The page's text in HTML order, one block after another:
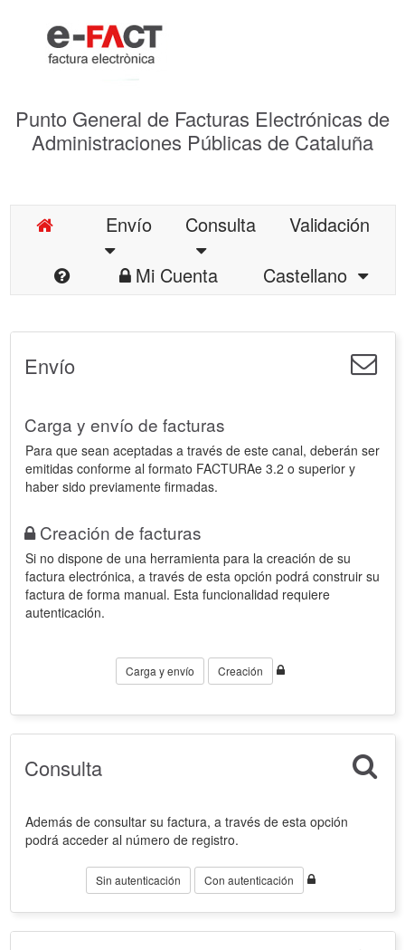
Punto General de Facturas Electrónicas de
Administraciones Públicas de Cataluña
Envío Consulta
Validación
Mi Cuenta
Castellano
Envío
Carga y envío de facturas
Para que sean aceptadas a través de este canal, deberán ser
emitidas conforme al formato FACTURAe 3.2 o superior y
haber sido previamente firmadas.
Creación de facturas
Si no dispone de una herramienta para la creación de su
factura electrónica, a través de esta opción podrá construir su
factura de forma manual. Esta funcionalidad requiere
autenticación.
Carga y envío Creación
Consulta
Además de consultar su factura, a través de esta opción
podrá acceder al número de registro.
Sin autenticación Con autenticación